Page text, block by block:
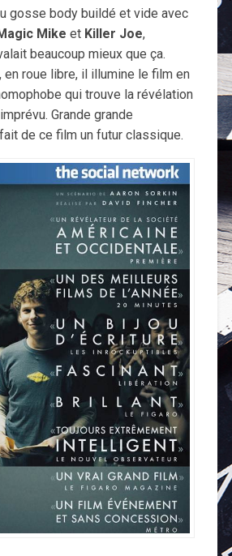
gosse body buildé et vide avec
Mike et Killer Joe,
beaucoup mieux que ça.
en roue libre, il illumine le film en
qui trouve la révélation
Grande grande
de ce film un futur classique.